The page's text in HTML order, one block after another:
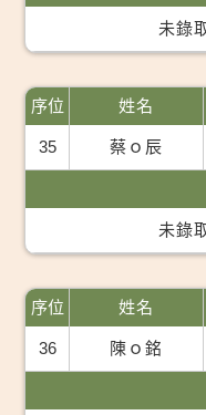
未錄
序位
35
姓名
蔡ｏ辰
未錄
序位
36
姓名
陳ｏ銘